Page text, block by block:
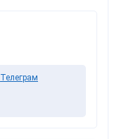
Телеграм